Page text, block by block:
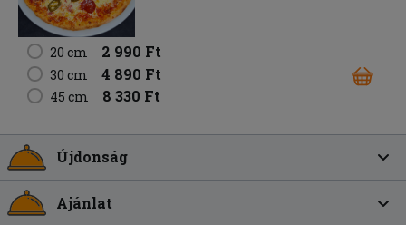
20 cm 2 990 Ft
30 cm 4 890 Ft
45 cm 8 330 Ft
Újdonság
Ajánlat